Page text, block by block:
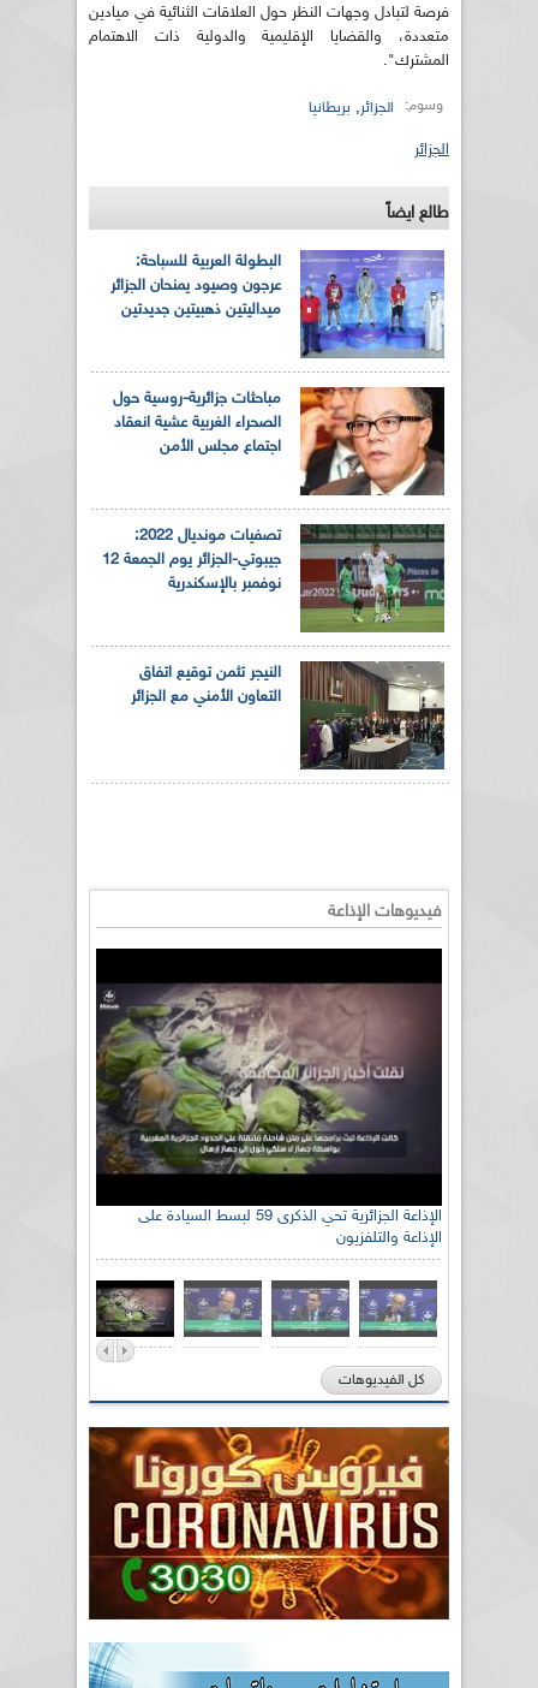
فرصة لتبادل وجهات النظر حول العلاقات الثنائية في ميادين
متعددة، والقضايا الإقليمية والدولية ذات الاهتمام
المشترك".
وسوم: الجزائر, بريطانيا
الجزائر
طالع ايضاً
البطولة العربية للسباحة:
عرجون وصيود يمنحان الجزائر
ميداليتين ذهبيتين جديدتين
مباحثات جزائرية-روسية حول
الصحراء الغربية عشية انعقاد
اجتماع مجلس الأمن
تصفيات مونديال 2022:
جيبوتي-الجزائر يوم الجمعة 12
نوفمبر بالإسكندرية
النيجر تثمن توقيع اتفاق
التعاون الأمني مع الجزائر
فيديوهات الإذاعة
الإذاعة الجزائرية تحي الذكرى 59 لبسط السيادة على
الإذاعة والتلفزيون
كل الفيديوهات